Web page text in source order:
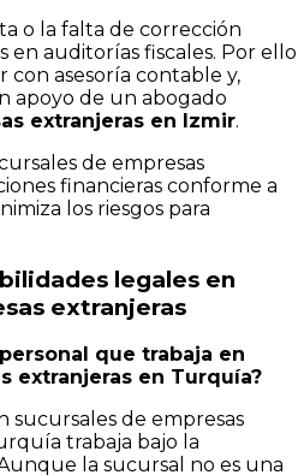
o la falta de corrección
en auditorías fiscales. Por ello
con asesoría contable y,
apoyo de un abogado
extranjeras en Izmir.
de empresas
financieras conforme a
los riesgos para
legales en
extranjeras
que trabaja en
extranjeras en Turquía?
sucursales de empresas
trabaja bajo la
la sucursal no es una